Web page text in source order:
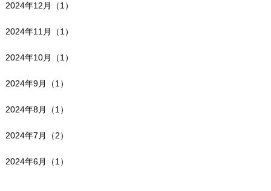
2024年12月（1）
2024年11月（1）
2024年10月（1）
2024年9月（1）
2024年8月（1）
2024年7月（2）
2024年6月（1）